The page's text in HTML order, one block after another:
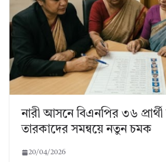
নারী আসনে বিএনপির ৩৬ প্রার্থী
তারকাদের সমন্বয়ে নতুন চমক
20/04/2026